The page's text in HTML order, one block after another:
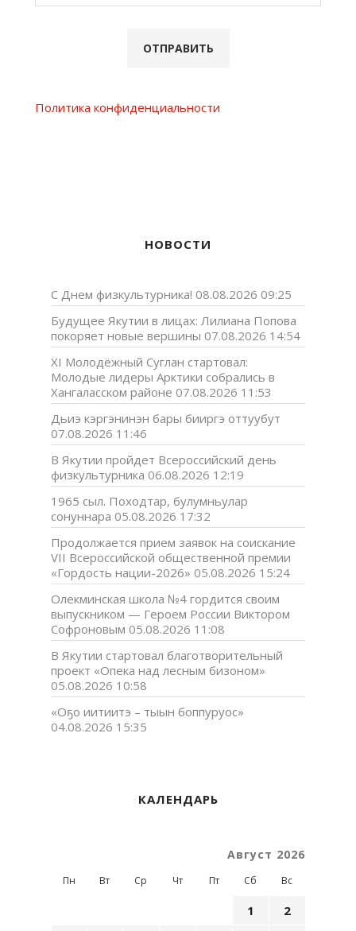
Политика конфиденциальности
НОВОСТИ
С Днем физкультурника! 08.08.2026 09:25
Будущее Якутии в лицах: Лилиана Попова
покоряет новые вершины 07.08.2026 14:54
XI Молодёжный Суглан стартовал:
Молодые лидеры Арктики собрались в
Хангаласском районе 07.08.2026 11:53
Дьиэ кэргэнинэн бары бииргэ оттуубут
07.08.2026 11:46
В Якутии пройдет Всероссийский день
физкультурника 06.08.2026 12:19
1965 сыл. Походтар, булумньулар
сонуннара 05.08.2026 17:32
Продолжается прием заявок на соискание
VII Всероссийской общественной премии
«Гордость нации-2026» 05.08.2026 15:24
Олекминская школа №4 гордится своим
выпускником — Героем России Виктором
Софроновым 05.08.2026 11:08
В Якутии стартовал благотворительный
проект «Опека над лесным бизоном»
05.08.2026 10:58
«Оҕо иитиитэ – тыын боппуруос»
04.08.2026 15:35
КАЛЕНДАРЬ
Август 2026
Пн Вт Ср Чт Пт Сб Вс
1
2